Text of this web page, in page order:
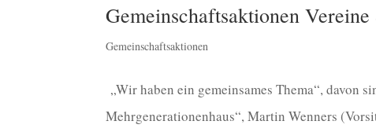
Gemeinschaftsaktionen Vereine
Gemeinschaftsaktionen
„Wir haben ein gemeinsames Thema“, davon
Mehrgenerationenhaus“, Martin Wenners